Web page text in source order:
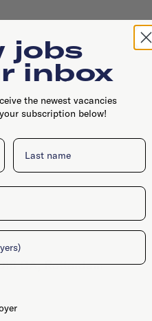
CA, Rotterdam
jobs
inbox
the newest vacancies
subscription below!
Last name